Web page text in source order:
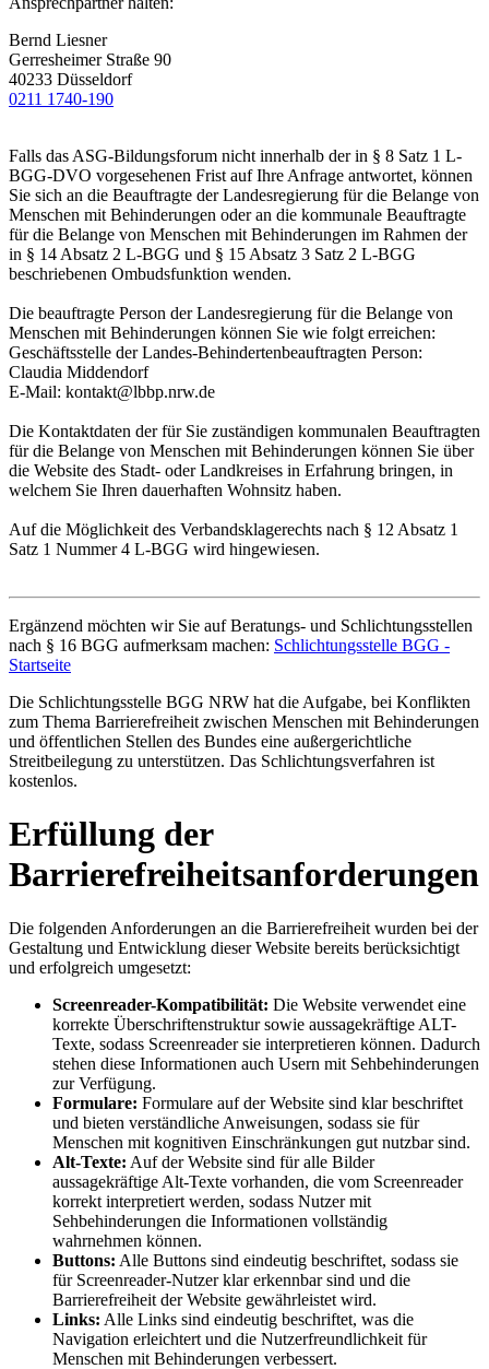
Bernd Liesner
Gerresheimer Straße 90
40233 Düsseldorf
0211 1740-190
Falls das ASG-Bildungsforum nicht innerhalb der in § 8 Satz 1 L-
BGG-DVO vorgesehenen Frist auf Ihre Anfrage antwortet, können
Sie sich an die Beauftragte der Landesregierung für die Belange von
Menschen mit Behinderungen oder an die kommunale Beauftragte
für die Belange von Menschen mit Behinderungen im Rahmen der
in § 14 Absatz 2 L-BGG und § 15 Absatz 3 Satz 2 L-BGG
beschriebenen Ombudsfunktion wenden.
Die beauftragte Person der Landesregierung für die Belange von
Menschen mit Behinderungen können Sie wie folgt erreichen:
Geschäftsstelle der Landes-Behindertenbeauftragten Person:
Claudia Middendorf
E-Mail: kontakt@lbbp.nrw.de
Die Kontaktdaten der für Sie zuständigen kommunalen Beauftragten
für die Belange von Menschen mit Behinderungen können Sie über
die Website des Stadt- oder Landkreises in Erfahrung bringen, in
welchem Sie Ihren dauerhaften Wohnsitz haben.
Auf die Möglichkeit des Verbandsklagerechts nach § 12 Absatz 1
Satz 1 Nummer 4 L-BGG wird hingewiesen.
Ergänzend möchten wir Sie auf Beratungs- und Schlichtungsstellen
nach § 16 BGG aufmerksam machen: Schlichtungsstelle BGG -
Startseite
Die Schlichtungsstelle BGG NRW hat die Aufgabe, bei Konflikten
zum Thema Barrierefreiheit zwischen Menschen mit Behinderungen
und öffentlichen Stellen des Bundes eine außergerichtliche
Streitbeilegung zu unterstützen. Das Schlichtungsverfahren ist
kostenlos.
Erfüllung der
Barrierefreiheitsanforderungen
Die folgenden Anforderungen an die Barrierefreiheit wurden bei der
Gestaltung und Entwicklung dieser Website bereits berücksichtigt
und erfolgreich umgesetzt:
Screenreader-Kompatibilität: Die Website verwendet eine
korrekte Überschriftenstruktur sowie aussagekräftige ALT-
Texte, sodass Screenreader sie interpretieren können. Dadurch
stehen diese Informationen auch Usern mit Sehbehinderungen
zur Verfügung.
Formulare: Formulare auf der Website sind klar beschriftet
und bieten verständliche Anweisungen, sodass sie für
Menschen mit kognitiven Einschränkungen gut nutzbar sind.
Alt-Texte: Auf der Website sind für alle Bilder
aussagekräftige Alt-Texte vorhanden, die vom Screenreader
korrekt interpretiert werden, sodass Nutzer mit
Sehbehinderungen die Informationen vollständig
wahrnehmen können.
Buttons: Alle Buttons sind eindeutig beschriftet, sodass sie
für Screenreader-Nutzer klar erkennbar sind und die
Barrierefreiheit der Website gewährleistet wird.
Links: Alle Links sind eindeutig beschriftet, was die
Navigation erleichtert und die Nutzerfreundlichkeit für
Menschen mit Behinderungen verbessert.